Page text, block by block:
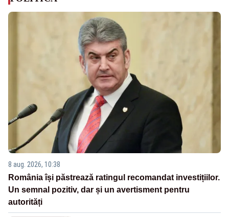
8 aug. 2026, 10:38
România își păstrează ratingul recomandat investițiilor.
Un semnal pozitiv, dar și un avertisment pentru
autorități